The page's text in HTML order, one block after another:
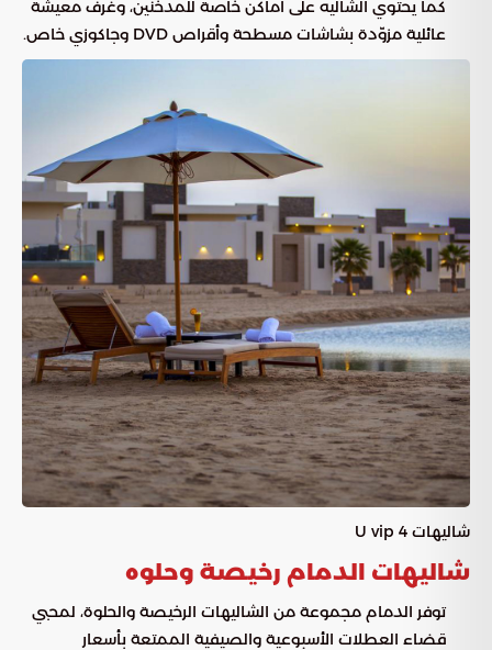
كما يحتوي الشاليه على أماكن خاصة للمدخنين، وغرف معيشة
عائلية مزوّدة بشاشات مسطحة وأقراص DVD وجاكوزي خاص.
شاليهات 4 U vip
شاليهات الدمام رخيصة وحلوه
توفر الدمام مجموعة من الشاليهات الرخيصة والحلوة، لمحبي
قضاء العطلات الأسبوعية والصيفية الممتعة بأسعار